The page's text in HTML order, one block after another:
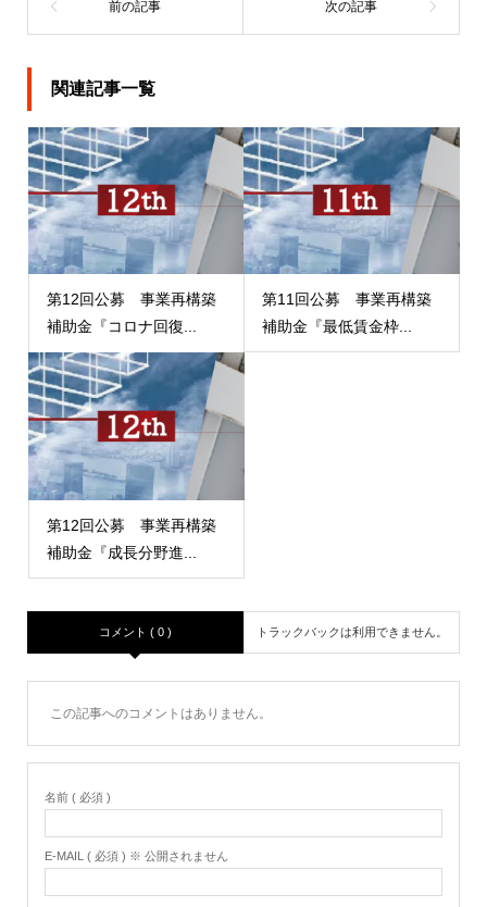
関連記事一覧
第12回公募 事業再構築
補助金『コロナ回復...
第11回公募 事業再構築
補助金『最低賃金枠...
第12回公募 事業再構築
補助金『成長分野進...
コメント ( 0 ) トラックバックは利用できません。
この記事へのコメントはありません。
名前 ( 必須 )
E-MAIL ( 必須 ) ※ 公開されません